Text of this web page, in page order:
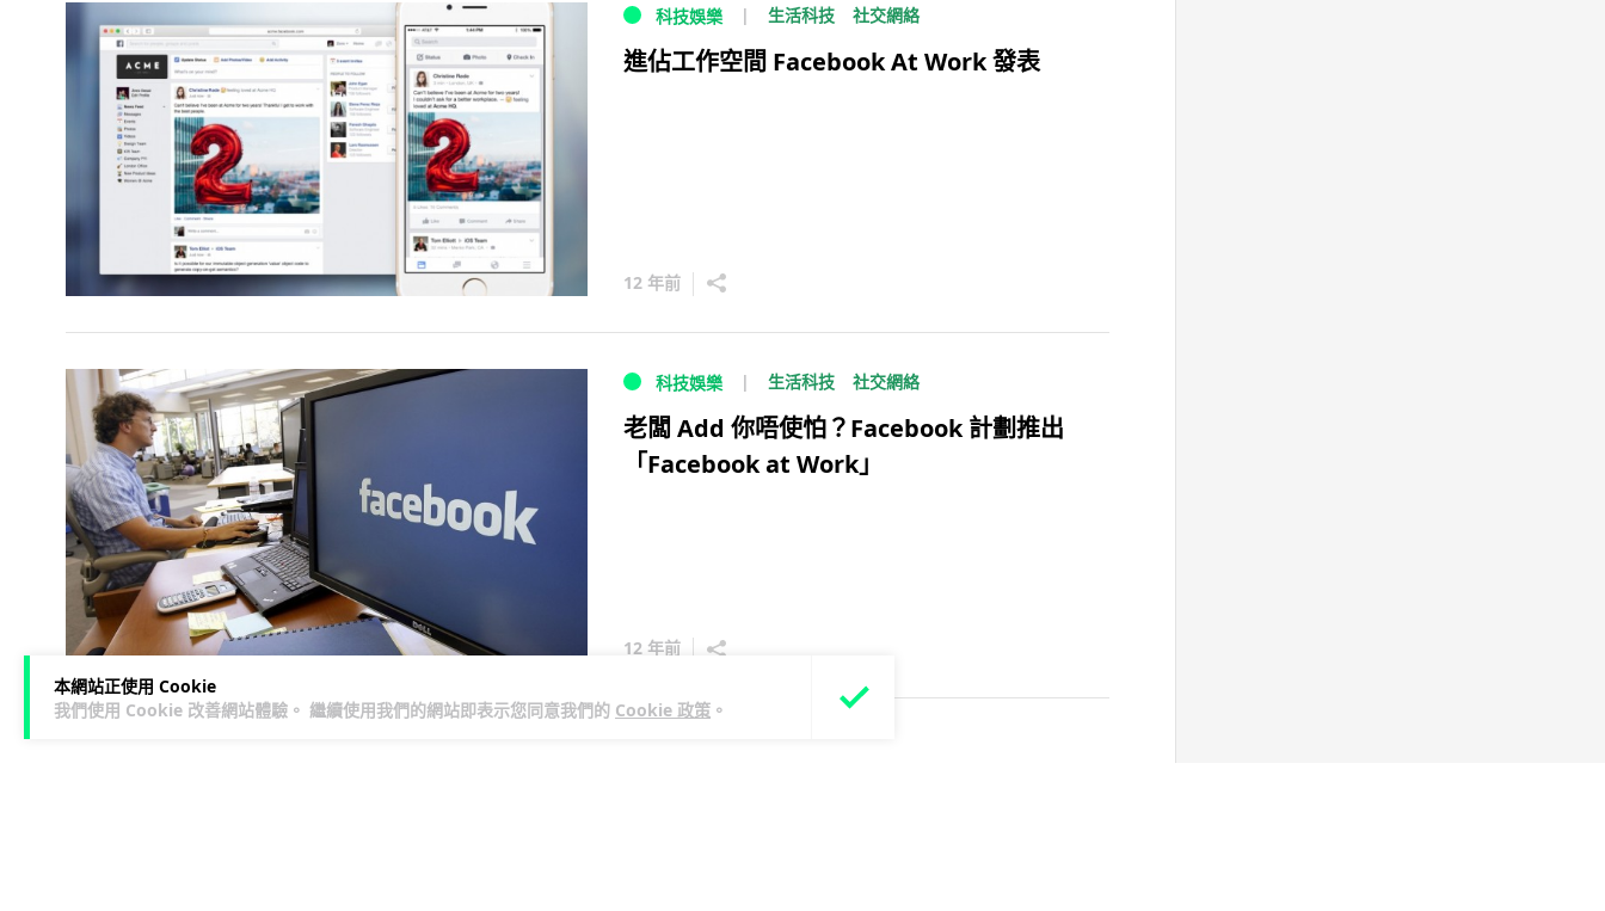
本網站正使用 Cookie
我們使用 Cookie 改善網站體驗。 繼續使用我們的網站即表示您同意我們的 Cookie 政策 。
科技娛樂 生活科技 社交網絡
進佔工作空間 Facebook At Work 發表
12 年前
科技娛樂 生活科技 社交網絡
老闆 Add 你唔使怕？Facebook 計劃推出
「Facebook at Work」
12 年前